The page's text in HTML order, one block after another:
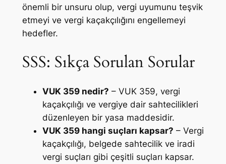
önemli bir unsuru olup, vergi uyumunu teşvik
etmeyi ve vergi kaçakçılığını engellemeyi
hedefler.
SSS: Sıkça Sorulan Sorular
VUK 359 nedir? – VUK 359, vergi
kaçakçılığı ve vergiye dair sahtecilikleri
düzenleyen bir yasa maddesidir.
VUK 359 hangi suçları kapsar? – Vergi
kaçakçılığı, belgede sahtecilik ve iradi
vergi suçları gibi çeşitli suçları kapsar.